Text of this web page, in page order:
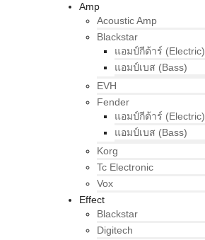
Amp
Acoustic Amp
Blackstar
แอมป์กีต้าร์ (Electric)
แอมป์เบส (Bass)
EVH
Fender
แอมป์กีต้าร์ (Electric)
แอมป์เบส (Bass)
Korg
Tc Electronic
Vox
Effect
Blackstar
Digitech